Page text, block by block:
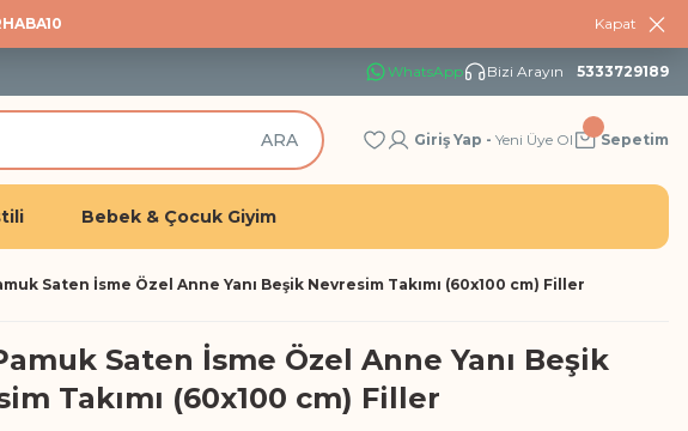
Kapat
WhatsApp Bizi Arayın 5333729189
ARA Giriş Yap - Yeni Üye Ol Sepetim
Bebek & Çocuk Giyim
Saten İsme Özel Anne Yanı Beşik Nevresim Takımı (60x100 cm) Filler
Saten İsme Özel Anne Yanı Beşik
Takımı (60x100 cm) Filler